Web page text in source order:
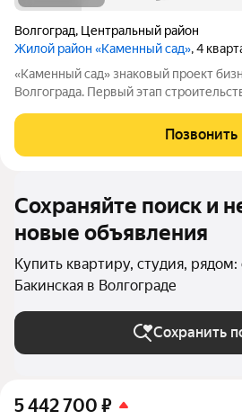
Волгоград, Центральный район
Жилой район «Каменный сад», 4
«Каменный сад» знаковый проект бизнес-класса в центре
Волгограда. Первый этап строительства семь
внутренний приватный двор,
этажей открываются панорамные
Позвонить
Сохраняйте поиск и
новые объявления
Купить квартиру, студия,
Бакинская в Волгограде
Сохранить
5 442 700 ₽